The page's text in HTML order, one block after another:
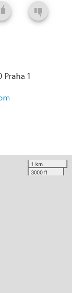
1
1 km
3000 ft